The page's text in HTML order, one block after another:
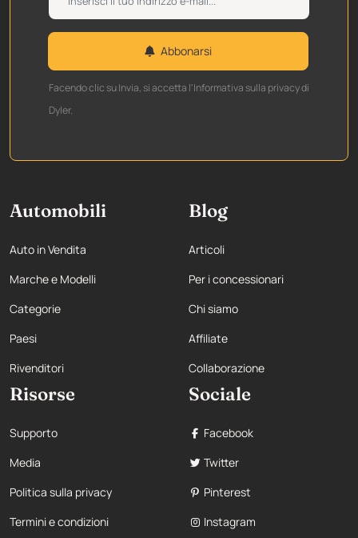
Abbonarsi
Facendo clic su Invia, si accetta l'Informativa sulla privacy di
Dyler.
Automobili
Auto in Vendita
Marche e Modelli
Categorie
Paesi
Rivenditori
Blog
Articoli
Per i concessionari
Chi siamo
Affiliate
Collaborazione
Risorse
Supporto
Media
Politica sulla privacy
Termini e condizioni
Sociale
Facebook
Twitter
Pinterest
Instagram